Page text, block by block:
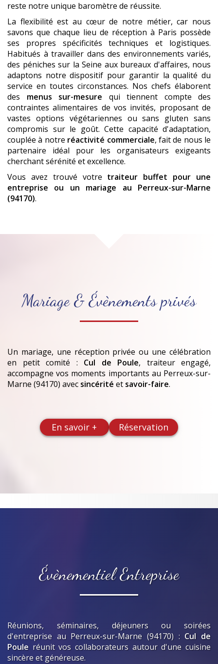
reste notre unique baromètre de réussite.
La flexibilité est au cœur de notre métier, car nous
savons que chaque lieu de réception à Paris possède
ses propres spécificités techniques et logistiques.
Habitués à travailler dans des environnements variés,
des péniches sur la Seine aux bureaux d'affaires, nous
adaptons notre dispositif pour garantir la qualité du
service en toutes circonstances. Nos chefs élaborent
des menus sur-mesure qui tiennent compte des
contraintes alimentaires de vos invités, proposant de
vastes options végétariennes ou sans gluten sans
compromis sur le goût. Cette capacité d'adaptation,
couplée à notre réactivité commerciale, fait de nous le
partenaire idéal pour les organisateurs exigeants
cherchant sérénité et excellence.
Vous avez trouvé votre traiteur buffet pour une
entreprise ou un mariage
au Perreux-sur-Marne
(94170).
Mariage & Évènements privés
Un mariage, une réception privée ou une célébration
en petit comité : Cul de Poule, traiteur engagé,
accompagne vos moments importants au Perreux-sur-
Marne (94170) avec sincérité et savoir-faire.
En savoir + Réservation
Évènementiel Entreprise
Réunions, séminaires, déjeuners ou soirées
d'entreprise au Perreux-sur-Marne (94170) : Cul de
Poule réunit vos collaborateurs autour d'une cuisine
sincère et généreuse.